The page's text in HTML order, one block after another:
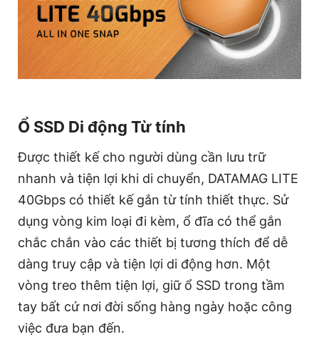
Ổ SSD Di động Từ tính
Được thiết kế cho người dùng cần lưu trữ
nhanh và tiện lợi khi di chuyển, DATAMAG LITE
40Gbps có thiết kế gắn từ tính thiết thực. Sử
dụng vòng kim loại đi kèm, ổ đĩa có thể gắn
chắc chắn vào các thiết bị tương thích để dễ
dàng truy cập và tiện lợi di động hơn. Một
vòng treo thêm tiện lợi, giữ ổ SSD trong tầm
tay bất cứ nơi đời sống hàng ngày hoặc công
việc đưa bạn đến.